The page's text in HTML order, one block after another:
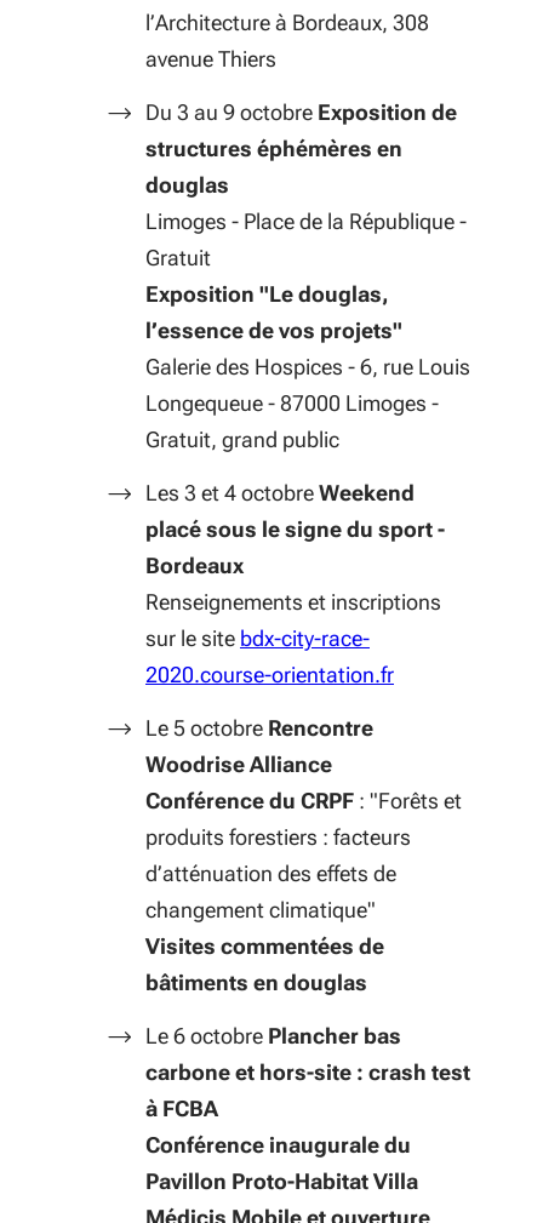
l’Architecture à Bordeaux, 308
avenue Thiers
Du 3 au 9 octobre Exposition de
structures éphémères en
douglas
Limoges - Place de la République -
Gratuit
Exposition "Le douglas,
l’essence de vos projets"
Galerie des Hospices - 6, rue Louis
Longequeue - 87000 Limoges -
Gratuit, grand public
Les 3 et 4 octobreWeekend
placé sous le signe du sport -
Bordeaux
Renseignements et inscriptions
sur le site bdx-city-race-
2020.course-orientation.fr(S'ouvre dans
Le 5 octobre Rencontre
Woodrise Alliance
Conférence du CRPF : "Forêts et
produits forestiers : facteurs
d’atténuation des effets de
changement climatique"
Visites commentées de
bâtiments en douglas
Le 6 octobre Plancher bas
carbone et hors-site : crash test
à FCBA
Conférence inaugurale du
Pavillon Proto-Habitat Villa
Médicis Mobile et ouverture